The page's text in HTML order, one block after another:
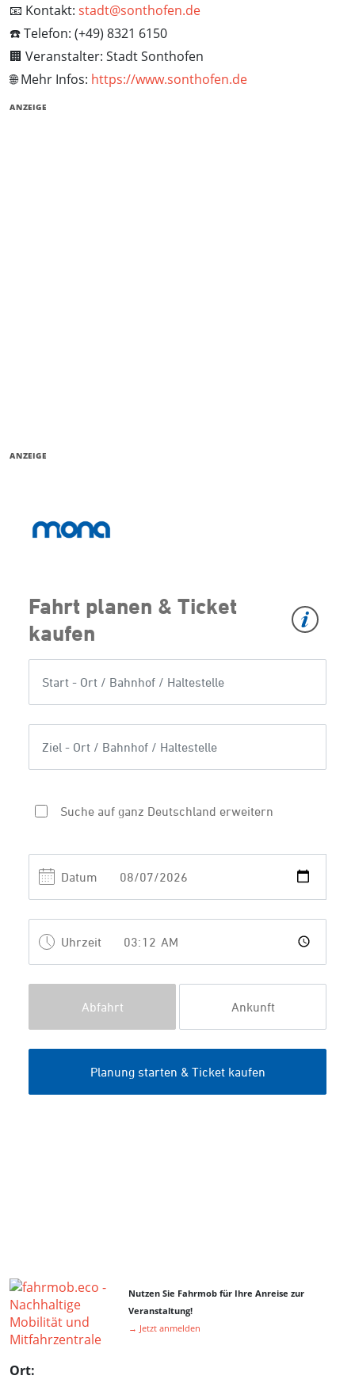
📧 Kontakt: stadt@sonthofen.de
☎️ Telefon: (+49) 8321 6150
🏢 Veranstalter: Stadt Sonthofen
🌐 Mehr Infos: https://www.sonthofen.de
ANZEIGE
ANZEIGE
Nutzen Sie Fahrmob für Ihre Anreise zur
Veranstaltung!
→ Jetzt anmelden
Ort: